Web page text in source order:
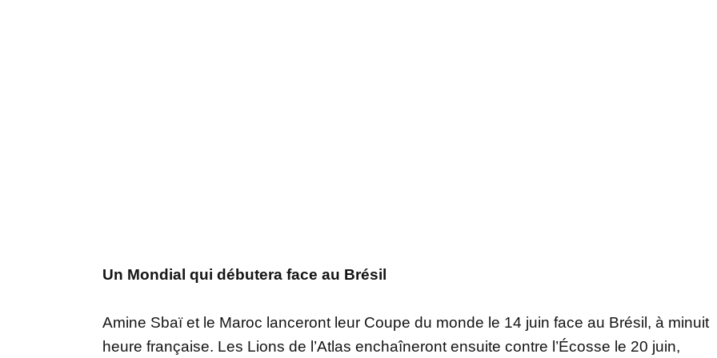
Un Mondial qui débutera face au Brésil
Amine Sbaï et le Maroc lanceront leur Coupe du monde le 14 juin face au Brésil, à minuit
heure française. Les Lions de l’Atlas enchaîneront ensuite contre l’Écosse le 20 juin,